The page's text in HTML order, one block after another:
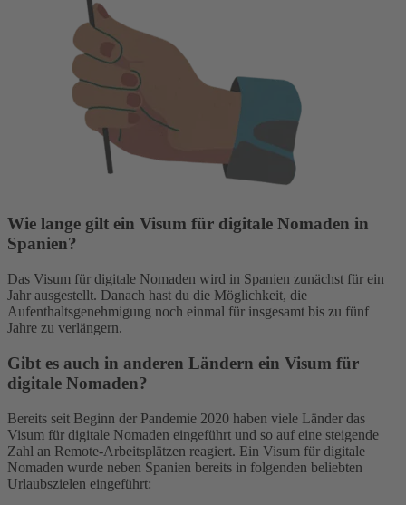
Wie lange gilt ein Visum für digitale Nomaden in
Spanien?
Das Visum für digitale Nomaden wird in Spanien zunächst für ein
Jahr ausgestellt. Danach hast du die Möglichkeit, die
Aufenthaltsgenehmigung noch einmal für insgesamt bis zu fünf
Jahre zu verlängern.
Gibt es auch in anderen Ländern ein Visum für
digitale Nomaden?
Bereits seit Beginn der Pandemie 2020 haben viele Länder das
Visum für digitale Nomaden eingeführt und so auf eine steigende
Zahl an Remote-Arbeitsplätzen reagiert. Ein Visum für digitale
Nomaden wurde neben Spanien bereits in folgenden beliebten
Urlaubszielen eingeführt: